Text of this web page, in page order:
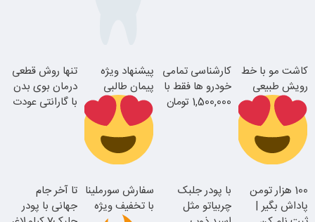
ضامن؛ همین
امروز اقدام کن
جوان شو
کاشت مو با خط
رویش طبیعی
بهره
کارشناسی تمامی
خودرو ها فقط با
1,500,000 تومان
پیشنهاد ویژه
پیمان طالبی
با تخفیف ویژه
تنها روش قطعی
درمان بوی بدن
با گارانتی عودت
همین الان ببین
100 هزار تومن
پاداش بگیر |
با پودر جلبک
چربیاتو مثل
سفارش سورملینا
با تخفیف ویژه
تا آخر جام
جهانی با پودر